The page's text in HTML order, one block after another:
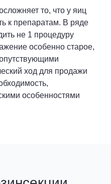
то, что у яиц
к препаратам. В ряде
не 1 процедуру
особенно старое,
ход для продажи
особенностями